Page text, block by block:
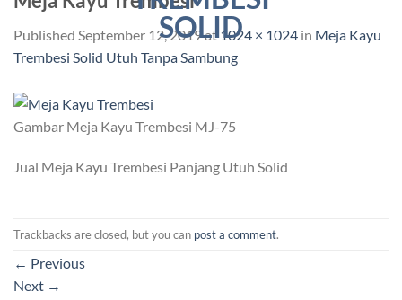
Published September 12, 2019at1024 × 1024 in Meja Kayu
Trembesi Solid Utuh Tanpa Sambung
Gambar Meja Kayu Trembesi MJ-75
Jual Meja Kayu Trembesi Panjang Utuh Solid
Trackbacks are closed, but you can post a comment.
← Previous
Next →